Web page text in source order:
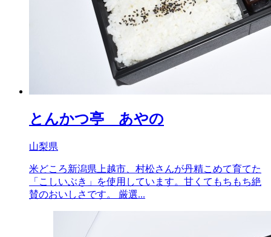
とんかつ亭 あやの
山梨県
米どころ新潟県上越市、村松さんが丹精こめて育てた
「こしいぶき」を使用しています。甘くてもちもち絶
賛のおいしさです。 厳選...